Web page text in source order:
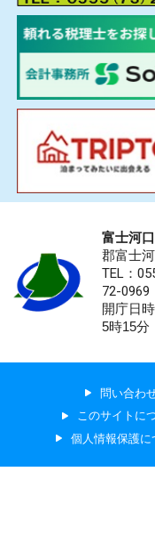
富士河
郡富士
TEL：
72-0969
開庁日
5時15分
問い合わ
このサイトに
個人情報保護に